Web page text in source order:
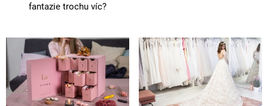
fantazie trochu víc?